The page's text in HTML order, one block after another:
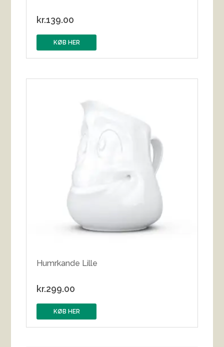
kr.139.00
KØB HER
Humrkande Lille
kr.299.00
KØB HER